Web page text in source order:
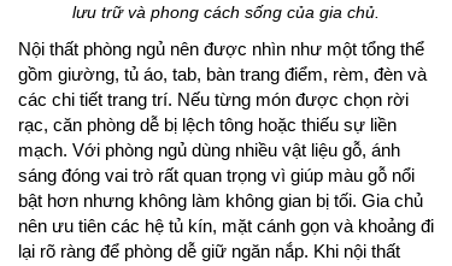
lưu trữ và phong cách sống của gia chủ.
Nội thất phòng ngủ nên được nhìn như một tổng thể
gồm giường, tủ áo, tab, bàn trang điểm, rèm, đèn và
các chi tiết trang trí. Nếu từng món được chọn rời
rạc, căn phòng dễ bị lệch tông hoặc thiếu sự liền
mạch. Với phòng ngủ dùng nhiều vật liệu gỗ, ánh
sáng đóng vai trò rất quan trọng vì giúp màu gỗ nổi
bật hơn nhưng không làm không gian bị tối. Gia chủ
nên ưu tiên các hệ tủ kín, mặt cánh gọn và khoảng đi
lại rõ ràng để phòng dễ giữ ngăn nắp. Khi nội thất